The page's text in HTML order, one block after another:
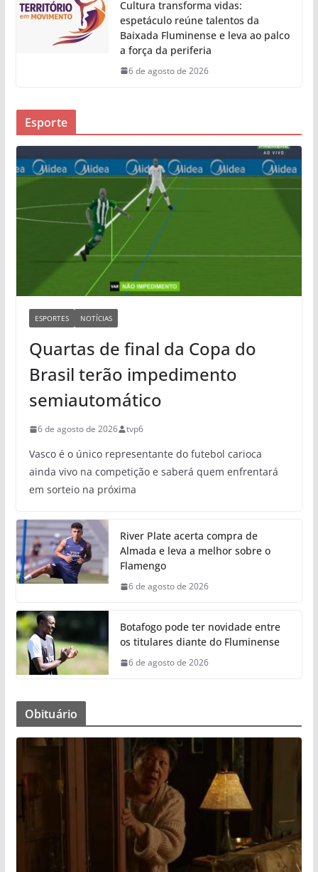
Cultura transforma vidas:
espetáculo reúne talentos da
Baixada Fluminense e leva ao palco
a força da periferia
6 de agosto de 2026
Esporte
ESPORTES NOTÍCIAS
Quartas de final da Copa do
Brasil terão impedimento
semiautomático
6 de agosto de 2026 tvp6
Vasco é o único representante do futebol carioca
ainda vivo na competição e saberá quem enfrentará
em sorteio na próxima
River Plate acerta compra de
Almada e leva a melhor sobre o
Flamengo
6 de agosto de 2026
Botafogo pode ter novidade entre
os titulares diante do Fluminense
6 de agosto de 2026
Obituário